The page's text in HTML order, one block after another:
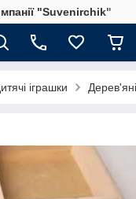
"Suvenirchik"
іграшки